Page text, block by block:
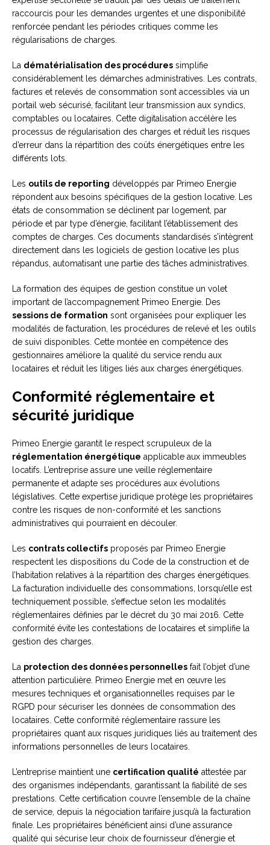
raccourcis pour les demandes urgentes et une disponibilité
renforcée pendant les périodes critiques comme les
régularisations de charges.
La dématérialisation des procédures simplifie
considérablement les démarches administratives. Les contrats,
factures et relevés de consommation sont accessibles via un
portail web sécurisé, facilitant leur transmission aux syndics,
comptables ou locataires. Cette digitalisation accélère les
processus de régularisation des charges et réduit les risques
d’erreur dans la répartition des coûts énergétiques entre les
différents lots.
Les outils de reporting développés par Primeo Energie
répondent aux besoins spécifiques de la gestion locative. Les
états de consommation se déclinent par logement, par
période et par type d’énergie, facilitant l’établissement des
comptes de charges. Ces documents standardisés s’intègrent
directement dans les logiciels de gestion locative les plus
répandus, automatisant une partie des tâches administratives.
La formation des équipes de gestion constitue un volet
important de l’accompagnement Primeo Energie. Des
sessions de formation sont organisées pour expliquer les
modalités de facturation, les procédures de relevé et les outils
de suivi disponibles. Cette montée en compétence des
gestionnaires améliore la qualité du service rendu aux
locataires et réduit les litiges liés aux charges énergétiques.
Conformité réglementaire et
sécurité juridique
Primeo Energie garantit le respect scrupuleux de la
réglementation énergétique applicable aux immeubles
locatifs. L’entreprise assure une veille réglementaire
permanente et adapte ses procédures aux évolutions
législatives. Cette expertise juridique protège les propriétaires
contre les risques de non-conformité et les sanctions
administratives qui pourraient en découler.
Les contrats collectifs proposés par Primeo Energie
respectent les dispositions du Code de la construction et de
l’habitation relatives à la répartition des charges énergétiques.
La facturation individuelle des consommations, lorsqu’elle est
techniquement possible, s’effectue selon les modalités
réglementaires définies par le décret du 30 mai 2016. Cette
conformité évite les contestations de locataires et simplifie la
gestion des charges.
La protection des données personnelles fait l’objet d’une
attention particulière. Primeo Energie met en œuvre les
mesures techniques et organisationnelles requises par le
RGPD pour sécuriser les données de consommation des
locataires. Cette conformité réglementaire rassure les
propriétaires quant aux risques juridiques liés au traitement des
informations personnelles de leurs locataires.
L’entreprise maintient une certification qualité attestée par
des organismes indépendants, garantissant la fiabilité de ses
prestations. Cette certification couvre l’ensemble de la chaîne
de service, depuis la négociation tarifaire jusqu’à la facturation
finale. Les propriétaires bénéficient ainsi d’une assurance
qualité qui sécurise leur choix de fournisseur d’énergie et